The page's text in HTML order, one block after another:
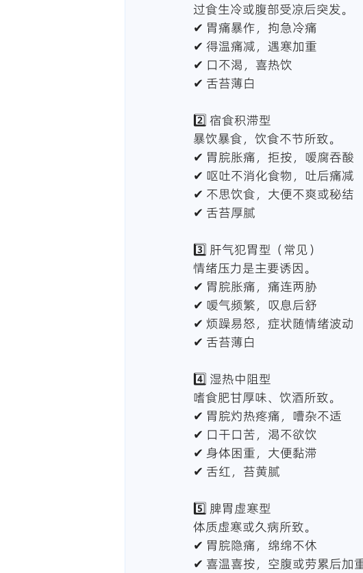
过食生冷或腹部受凉后突发。
✔ 胃痛暴作，拘急冷痛
✔ 得温痛减，遇寒加重
✔ 口不渴，喜热饮
✔ 舌苔薄白
2️⃣ 宿食积滞型
暴饮暴食，饮食不节所致。
✔ 胃脘胀痛，拒按，嗳腐吞酸
✔ 呕吐不消化食物，吐后痛减
✔ 不思饮食，大便不爽或秘结
✔ 舌苔厚腻
3️⃣ 肝气犯胃型（常见）
情绪压力是主要诱因。
✔ 胃脘胀痛，痛连两胁
✔ 嗳气频繁，叹息后舒
✔ 烦躁易怒，症状随情绪波动
✔ 舌苔薄白
4️⃣ 湿热中阻型
嗜食肥甘厚味、饮酒所致。
✔ 胃脘灼热疼痛，嘈杂不适
✔ 口干口苦，渴不欲饮
✔ 身体困重，大便黏滞
✔ 舌红，苔黄腻
5️⃣ 脾胃虚寒型
体质虚寒或久病所致。
✔ 胃脘隐痛，绵绵不休
✔ 喜温喜按，空腹或劳累后加